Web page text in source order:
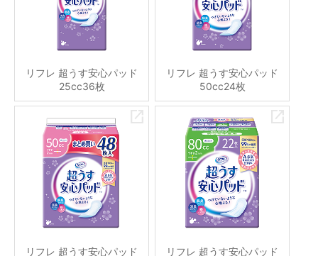
リフレ 超うす安心パッド
25cc36枚
リフレ 超うす安心パッド
50cc24枚
リフレ 超うす安心パッド リフレ 超うす安心パッド